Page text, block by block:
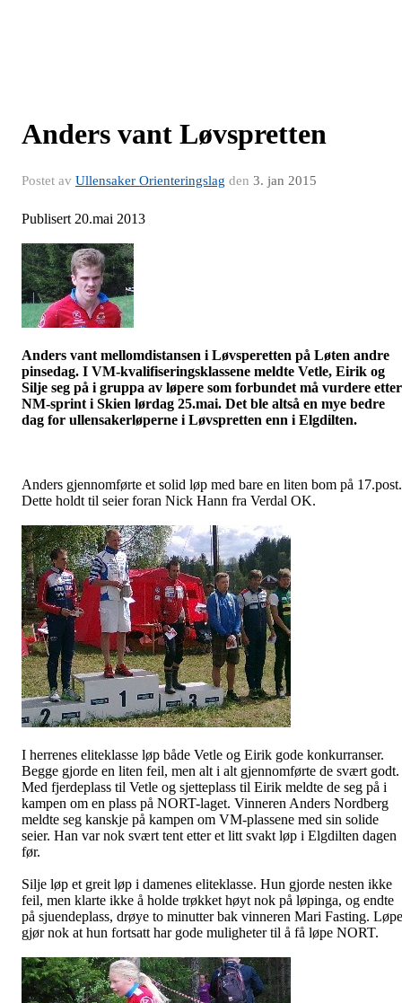
Anders vant Løvspretten
Postet av Ullensaker Orienteringslag den 3. jan 2015
Publisert 20.mai 2013
Anders vant mellomdistansen i Løvsperetten på Løten andre
pinsedag. I VM-kvalifiseringsklassene meldte Vetle, Eirik og
Silje seg på i gruppa av løpere som forbundet må vurdere etter
NM-sprint i Skien lørdag 25.mai. Det ble altså en mye bedre
dag for ullensakerløperne i Løvspretten enn i Elgdilten.
Anders gjennomførte et solid løp med bare en liten bom på 17.post.
Dette holdt til seier foran Nick Hann fra Verdal OK.
I herrenes eliteklasse løp både Vetle og Eirik gode konkurranser.
Begge gjorde en liten feil, men alt i alt gjennomførte de svært godt.
Med fjerdeplass til Vetle og sjetteplass til Eirik meldte de seg på i
kampen om en plass på NORT-laget. Vinneren Anders Nordberg
meldte seg kanskje på kampen om VM-plassene med sin solide
seier. Han var nok svært tent etter et litt svakt løp i Elgdilten dagen
før.
Silje løp et greit løp i damenes eliteklasse. Hun gjorde nesten ikke
feil, men klarte ikke å holde trøkket høyt nok på løpinga, og endte
på sjuendeplass, drøye to minutter bak vinneren Mari Fasting.
gjør nok at hun fortsatt har gode muligheter til å få løpe NORT.